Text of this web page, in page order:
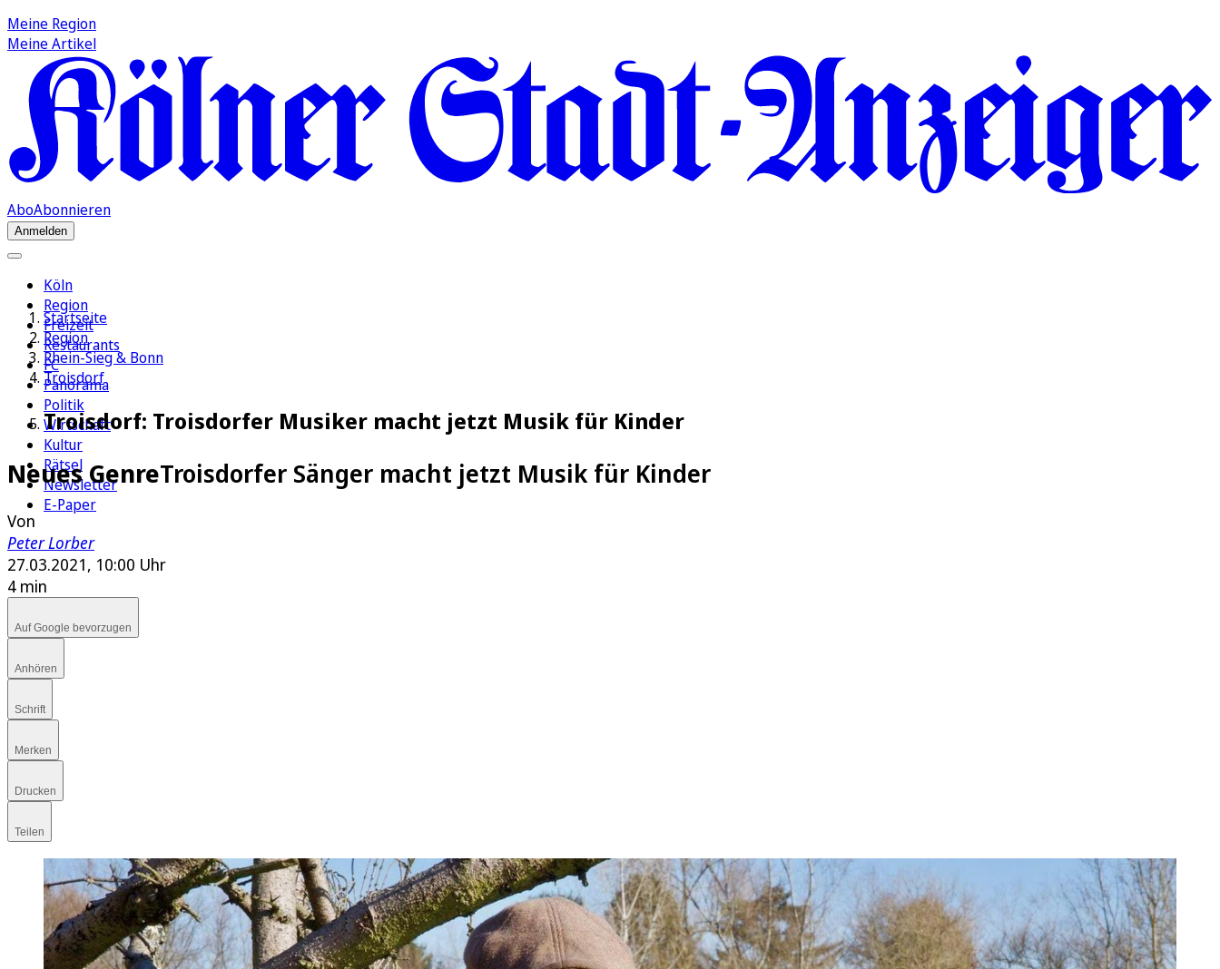
Meine Region
Meine Artikel
AboAbonnieren
Anmelden
Köln
Region
Freizeit
Restaurants
FC
Panorama
Politik
Wirtschaft
Kultur
Rätsel
Newsletter
E-Paper
Startseite
Region
Rhein-Sieg & Bonn
Troisdorf
Troisdorf: Troisdorfer Musiker macht jetzt Musik für Kinder
Neues GenreTroisdorfer Sänger macht jetzt Musik für Kinder
Von
Peter Lorber
27.03.2021, 10:00 Uhr
4 min
Auf Google bevorzugen
Anhören
Schrift
Merken
Drucken
Teilen